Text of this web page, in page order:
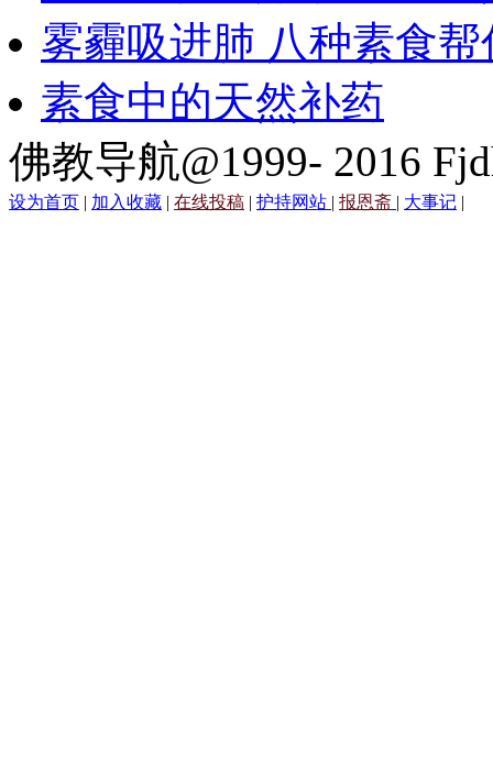
雾霾吸进肺 八种素食帮
素食中的天然补药
佛教导航@1999- 2016
设为首页 | 加入收藏 | 在线投稿 | 护持网站 | 报恩斋 | 大事记 |